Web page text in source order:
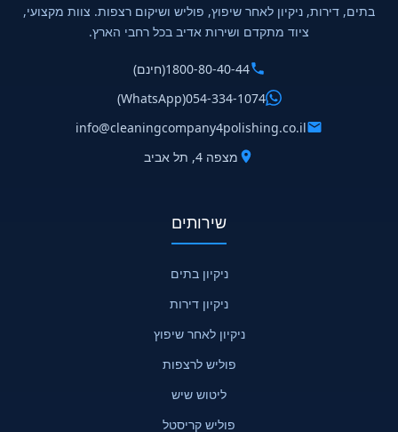
בתים, דירות, ניקיון לאחר שיפוץ, פוליש ושיקום רצפות. צוות מקצועי,
ציוד מתקדם ושירות אדיב בכל רחבי הארץ.
1800-80-40-44(חינם)
054-334-1074
(WhatsApp)
info@cleaningcompany4polishing.co.il
מצפה 4, תל אביב
שירותים
ניקיון בתים
ניקיון דירות
ניקיון לאחר שיפוץ
פוליש לרצפות
ליטוש שיש
פוליש קריסטל